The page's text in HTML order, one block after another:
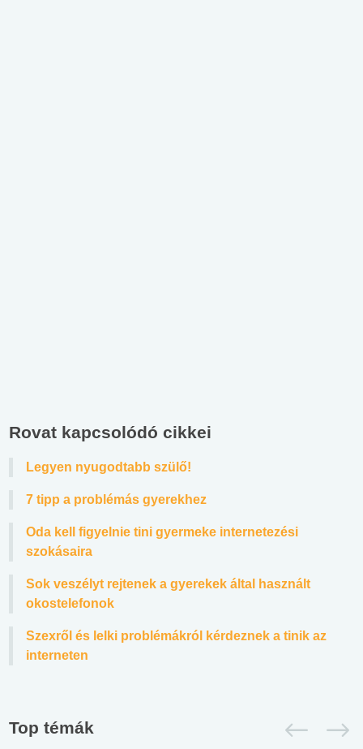
Rovat kapcsolódó cikkei
Legyen nyugodtabb szülő!
7 tipp a problémás gyerekhez
Oda kell figyelnie tini gyermeke internetezési
szokásaira
Sok veszélyt rejtenek a gyerekek által használt
okostelefonok
Szexről és lelki problémákról kérdeznek a tinik az
interneten
Top témák